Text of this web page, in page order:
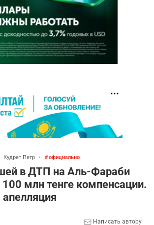
Кудрет Петр • официально
в ДТП на Аль-Фараби
100 млн тенге компенсации.
Написать автору